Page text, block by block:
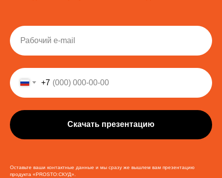
+7
Скачать презентацию
Оставьте ваши контактные данные и мы сразу же вышлем вам презентацию
продукта «PROSTO:СКУД».